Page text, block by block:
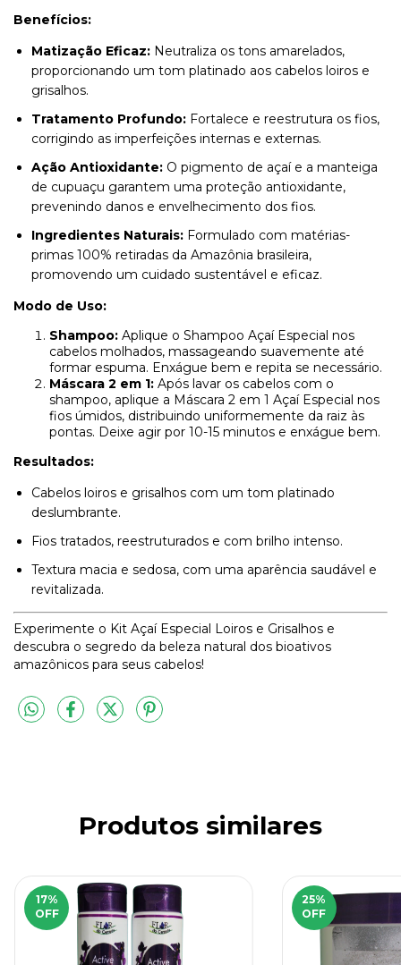
Benefícios:
Matização Eficaz: Neutraliza os tons amarelados,
proporcionando um tom platinado aos cabelos loiros e
grisalhos.
Tratamento Profundo: Fortalece e reestrutura os fios,
corrigindo as imperfeições internas e externas.
Ação Antioxidante: O pigmento de açaí e a manteiga
de cupuaçu garantem uma proteção antioxidante,
prevenindo danos e envelhecimento dos fios.
Ingredientes Naturais: Formulado com matérias-
primas 100% retiradas da Amazônia brasileira,
promovendo um cuidado sustentável e eficaz.
Modo de Uso:
Shampoo: Aplique o Shampoo Açaí Especial nos
cabelos molhados, massageando suavemente até
formar espuma. Enxágue bem e repita se necessário.
Máscara 2 em 1: Após lavar os cabelos com o
shampoo, aplique a Máscara 2 em 1 Açaí Especial nos
fios úmidos, distribuindo uniformemente da raiz às
pontas. Deixe agir por 10-15 minutos e enxágue bem.
Resultados:
Cabelos loiros e grisalhos com um tom platinado
deslumbrante.
Fios tratados, reestruturados e com brilho intenso.
Textura macia e sedosa, com uma aparência saudável e
revitalizada.
Experimente o Kit Açaí Especial Loiros e Grisalhos e
descubra o segredo da beleza natural dos bioativos
amazônicos para seus cabelos!
Produtos similares
17%
OFF
25%
OFF